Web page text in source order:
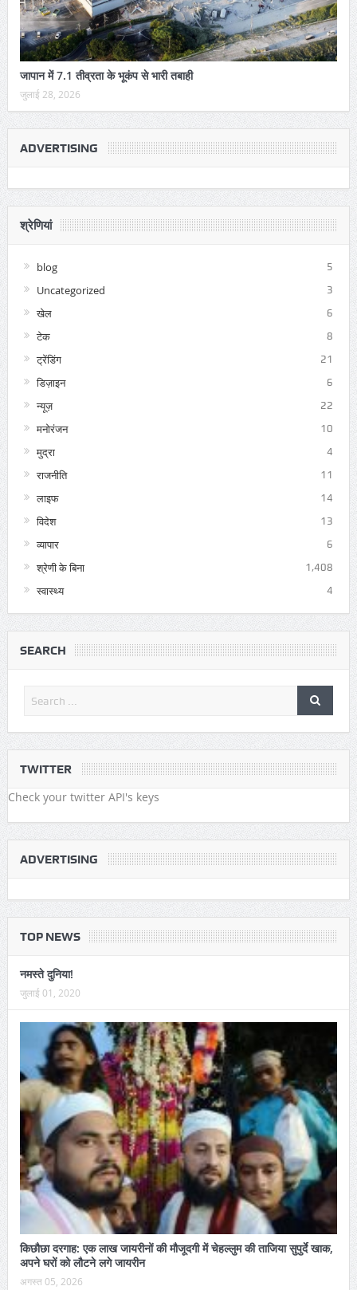
जापान में 7.1 तीव्रता के भूकंप से भारी तबाही
जुलाई 28, 2026
ADVERTISING
श्रेणियां
blog 5
Uncategorized 3
खेल 6
टेक 8
ट्रेंडिंग 21
डिज़ाइन 6
न्यूज़ 22
मनोरंजन 10
मुद्रा 4
राजनीति 11
लाइफ 14
विदेश 13
व्यापार 6
श्रेणी के बिना 1,408
स्वास्थ्य 4
SEARCH
TWITTER
Check your twitter API's keys
ADVERTISING
TOP NEWS
नमस्ते दुनिया!
जुलाई 01, 2020
किछौछा दरगाह: एक लाख जायरीनों की मौजूदगी में चेहल्लुम की ताजिया सुपुर्दे खाक,
अपने घरों को लौटने लगे जायरीन
अगस्त 05, 2026